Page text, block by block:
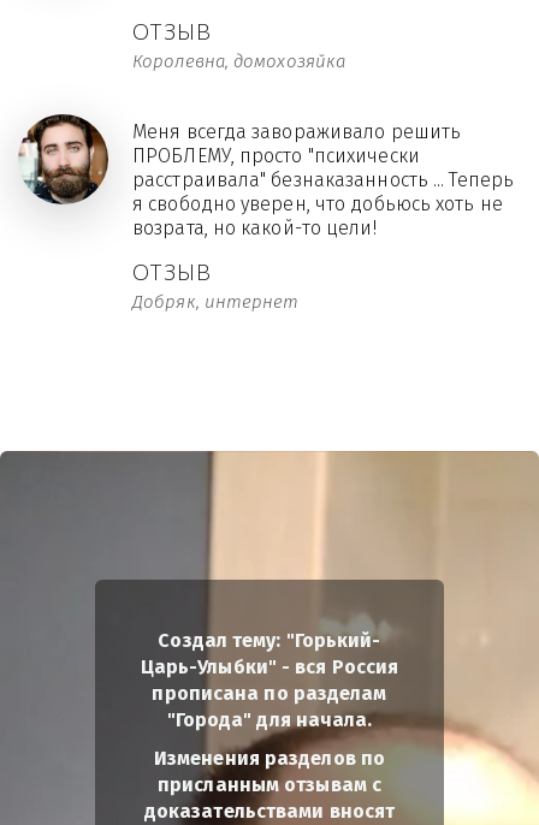
ОТЗЫВ
Королевна, домохозяйка
ОТЗЫВ
Добряк, интернет
Меня всегда завораживало решить
ПРОБЛЕМУ, просто "психически
расстраивала" безнаказанность ... Теперь
я свободно уверен, что добьюсь хоть не
возрата, но какой-то цели!
Создал тему: "Горький-
Царь-Улыбки" - вся Россия
прописана по разделам
"Города" для начала.
Изменения разделов по
присланным отзывам с
доказательствами вносят